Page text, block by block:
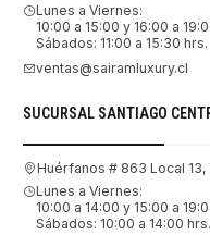
Lunes a Viernes:
10:00 a 15:00 y 16:00 a
Sábados: 11:00 a 15:30 hrs.
ventas@sairamluxury.cl
SUCURSAL SANTIAGO
Huérfanos # 863 Local 13,
Lunes a Viernes:
10:00 a 14:00 y 15:00 a
Sábados: 10:00 a 14:00 hrs.